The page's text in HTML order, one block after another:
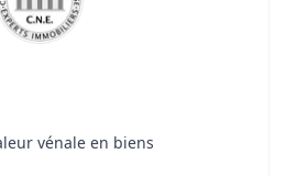
vénale en biens